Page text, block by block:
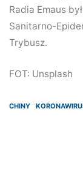
Radia Emaus
Sanitarno-
Trybusz.
FOT: Unsplash
CHINY